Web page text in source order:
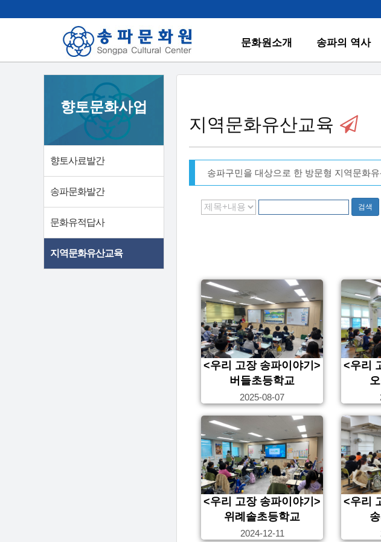
문화원소개 송파의 역사
향토문화사업
향토사료발간
송파문화발간
문화유적답사
지역문화유산교육
지역문화유산교육
송파구민을 대상으로 한 방문형 지역문화
검색
<우리 고장 송파이야기>
버들초등학교
2025-08-07
<우리
<우리 고장 송파이야기>
위례솔초등학교
2024-12-11
<우리